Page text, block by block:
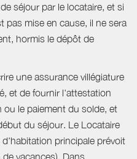
séjour par le locataire, et si
pas mise en cause, il ne sera
hormis le dépôt de
une assurance villégiature
et de fournir l'attestation
ou le paiement du solde, et
du séjour. Le Locataire
principale prévoit
de vacances). Dans